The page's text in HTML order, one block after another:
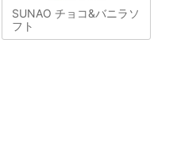
SUNAO チョコ&バニラソ
フト